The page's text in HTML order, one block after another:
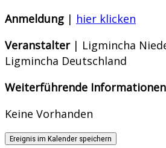
Anmeldung | hier klicken
Veranstalter| Ligmincha
Ligmincha Deutschland
Weiterführende Informationen
Keine Vorhanden
Ereignis im Kalender speichern